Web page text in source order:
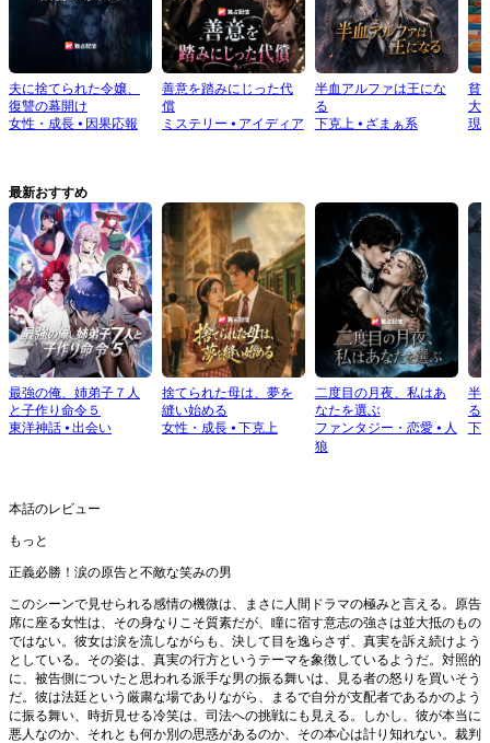
夫に捨てられた令嬢、
復讐の幕開け
女性・成長 ⦁ 因果応報
善意を踏みにじった代
償
ミステリー ⦁ アイディア
半血アルファは王にな
る
下克上⦁ ざまぁ系
貧
大
現
最新おすすめ
最強の俺、姉弟子７人
と子作り命令５
東洋神話 ⦁ 出会い
捨てられた母は、夢を
縫い始める
女性・成長⦁ 下克上
二度目の月夜、私はあ
なたを選ぶ
ファンタジー・恋愛⦁ 人
狼
半
る
下
本話のレビュー
もっと
正義必勝！涙の原告と不敵な笑みの男
このシーンで見せられる感情の機微は、まさに人間ドラマの極みと言える。原告
席に座る女性は、その身なりこそ質素だが、瞳に宿す意志の強さは並大抵のもの
ではない。彼女は涙を流しながらも、決して目を逸らさず、真実を訴え続けよう
としている。その姿は、真実の行方というテーマを象徴しているようだ。対照的
に、被告側についたと思われる派手な男の振る舞いは、見る者の怒りを買いそう
だ。彼は法廷という厳粛な場でありながら、まるで自分が支配者であるかのよう
に振る舞い、時折見せる冷笑は、司法への挑戦にも見える。しかし、彼が本当に
悪人なのか、それとも何か別の思惑があるのか、その本心は計り知れない。裁判